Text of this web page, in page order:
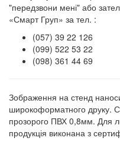
"передзвони мені" або
«Смарт Груп» за тел. :
(057) 39 22 126
(099) 522 53 22
(098) 361 44 69
Зображення на стенд
широкоформатного друку.
прозорого ПВХ 0,8мм. Для
продукція виконана з